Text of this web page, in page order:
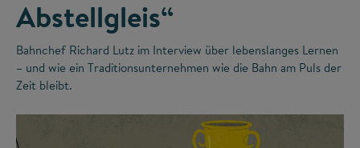
Abstellgleis“
Bahnchef Richard Lutz im Interview über lebenslanges Lernen
– und wie ein Traditionsunternehmen wie die Bahn am Puls der
Zeit bleibt.